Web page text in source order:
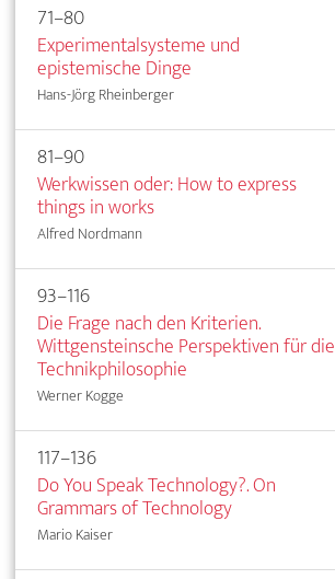
71–80
Experimentalsysteme und
epistemische Dinge
Hans-Jörg Rheinberger
81–90
Werkwissen oder: How to express
things in works
Alfred Nordmann
93–116
Die Frage nach den Kriterien.
Wittgensteinsche Perspektiven für die
Technikphilosophie
Werner Kogge
117–136
Do You Speak Technology?. On
Grammars of Technology
Mario Kaiser